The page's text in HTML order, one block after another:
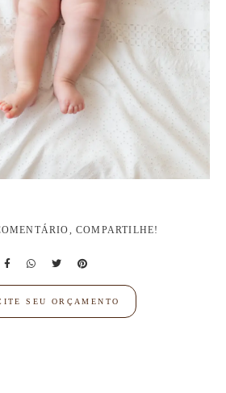
COMPARTILHE!
SEU ORÇAMENTO